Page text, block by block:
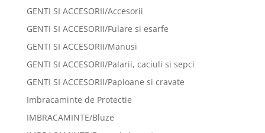
GENTI SI ACCESORII/Accesorii
GENTI SI ACCESORII/Fulare si esarfe
GENTI SI ACCESORII/Manusi
GENTI SI ACCESORII/Palarii, caciuli si sepci
GENTI SI ACCESORII/Papioane si cravate
Imbracaminte de Protectie
IMBRACAMINTE/Bluze